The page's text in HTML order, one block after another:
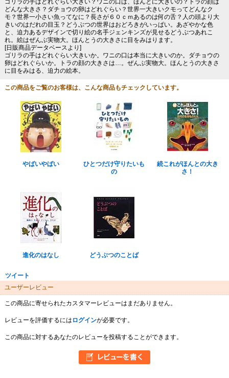
ゴリラの手はどれぐらい大きい？ワニの口は、ほんとに大きいの？トラの顔は
どんな大きさ？ダチョウの卵はどれぐらい？世界一大きいクモってどんなク
モ？世界一小さい魚ってなに？長さが６０ｃｍあるのは何の舌？人の頭より大
きいのはだれの目玉？どうぶつの世界はおどろきがいっぱい。あざやかな色
と、迫力あるデザインで切り絵の名手ジェンキンズが見せるどうぶつあれこ
れ。絵はぜんぶ実物大。ほんとうの大きさに目をみはります。
[日販商品データベースより]
ゴリラの手はどれぐらい大きいか。ワニの口は本当に大きいのか。ダチョウの
卵はどれぐらいか。トラの顔の大きさは…。ぜんぶ実物大。ほんとうの大きさ
に目をみはる、迫力の絵本。
この商品をご覧のお客様は、こんな商品もチェックしています。
やばいやばい
ひとつだけ守りたいも
の
続これがほんとの大き
さ！
進化のはなし どうぶつのことば
ツイート
ユーザーレビュー
この商品に寄せられたカスタマーレビューはまだありません。
レビューを評価するには ログインが必要です。
この商品に対するあなたのレビューを投稿することができます。